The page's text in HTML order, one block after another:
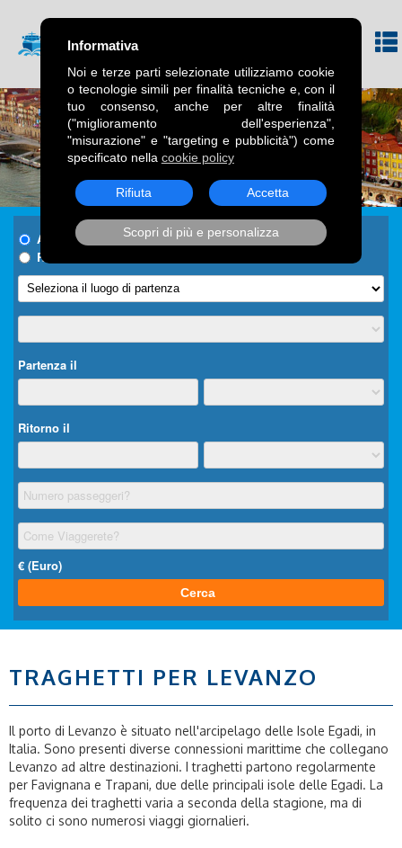
TRAGHETTI PER LEVANZO
Il porto di Levanzo è situato nell'arcipelago delle Isole Egadi, in
Italia. Sono presenti diverse connessioni marittime che collegano
Levanzo ad altre destinazioni. I traghetti partono regolarmente
per Favignana e Trapani, due delle principali isole delle Egadi. La
frequenza dei traghetti varia a seconda della stagione, ma di
solito ci sono numerosi viaggi giornalieri.
Informativa
Noi e terze parti selezionate utilizziamo cookie
o tecnologie simili per finalità tecniche e, con il
tuo consenso, anche per altre finalità
("miglioramento dell'esperienza",
"misurazione" e "targeting e pubblicità") come
specificato nella cookie policy
Rifiuta Accetta
Scopri di più e personalizza